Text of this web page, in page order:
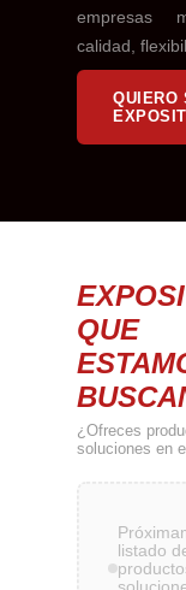
empresas
calidad,
QUIERO
QUE
¿Ofreces
soluciones en
listado